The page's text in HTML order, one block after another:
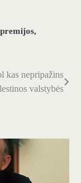
premijos,
kas nepripažins
valstybės